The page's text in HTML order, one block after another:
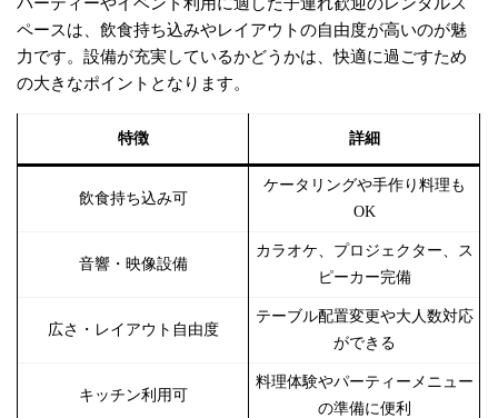
ペースは、飲食持ち込みやレイアウトの自由度が高いのが魅
力です。設備が充実しているかどうかは、快適に過ごすため
の大きなポイントとなります。
特徴 詳細
飲食持ち込み可
ケータリングや手作り料理も
OK
音響・映像設備
カラオケ、プロジェクター、ス
ピーカー完備
広さ・レイアウト自由度
テーブル配置変更や大人数対応
ができる
キッチン利用可
料理体験やパーティーメニュー
の準備に便利